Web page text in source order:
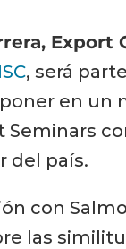
Export
, será
en un
Seminars
del país.
con
las